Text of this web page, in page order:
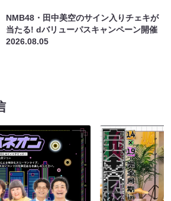
NMB48・田中美空のサイン入りチェキが
当たる! dバリューパスキャンペーン開催
2026.08.05